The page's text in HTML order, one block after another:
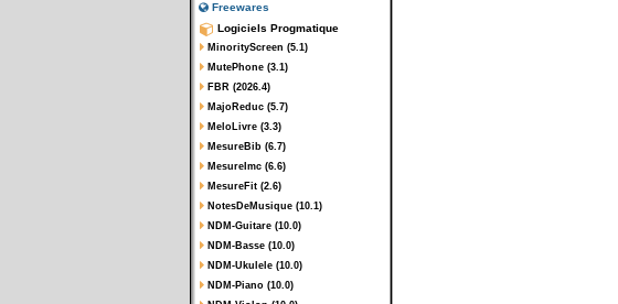
Freewares
Logiciels Progmatique
MinorityScreen (5.1)
MutePhone (3.1)
FBR (2026.4)
MajoReduc (5.7)
MeloLivre (3.3)
MesureBib (6.7)
MesureImc (6.6)
MesureFit (2.6)
NotesDeMusique (10.1)
NDM-Guitare (10.0)
NDM-Basse (10.0)
NDM-Ukulele (10.0)
NDM-Piano (10.0)